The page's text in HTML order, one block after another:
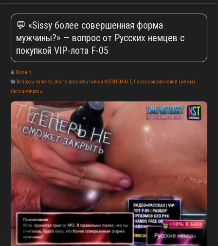
💬 «Sissy более совершенная форма
мужчины?» — вопрос от Русских немцев с
покупкой VIP-лота F-05
Юлия К.
Вопросы лапочек ,Лента всех событий на NSTSHEMALE ,Лента покровителей (мемы)
Сисси-вопросы